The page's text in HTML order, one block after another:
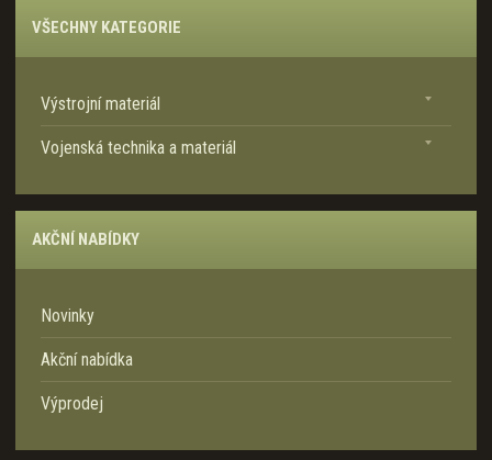
VŠECHNY KATEGORIE
Výstrojní materiál
Vojenská technika a materiál
AKČNÍ NABÍDKY
Novinky
Akční nabídka
Výprodej